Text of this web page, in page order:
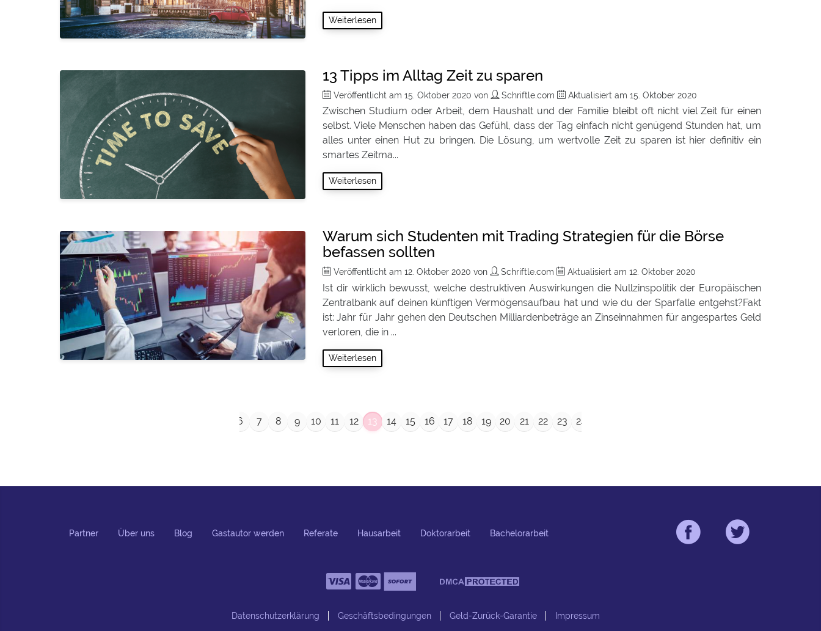
Weiterlesen
13 Tipps im Alltag Zeit zu sparen
Veröffentlicht am 15. Oktober 2020 von Schriftle.com Aktualisiert am 15. Oktober 2020
Zwischen Studium oder Arbeit, dem Haushalt und der Familie bleibt oft nicht viel Zeit für einen
selbst. Viele Menschen haben das Gefühl, dass der Tag einfach nicht genügend Stunden hat, um
alles unter einen Hut zu bringen. Die Lösung, um wertvolle Zeit zu sparen ist hier definitiv ein
smartes Zeitma...
Weiterlesen
Warum sich Studenten mit Trading Strategien für die Börse
befassen sollten
Veröffentlicht am 12. Oktober 2020 von Schriftle.com Aktualisiert am 12. Oktober 2020
Ist dir wirklich bewusst, welche destruktiven Auswirkungen die Nullzinspolitik der Europäischen
Zentralbank auf deinen künftigen Vermögensaufbau hat und wie du der Sparfalle entgehst?Fakt
ist: Jahr für Jahr gehen den Deutschen Milliardenbeträge an Zinseinnahmen für angespartes Geld
verloren, die in ...
Weiterlesen
6 7 8 9 10 11 12 13 14 15 16 17 18 19 20 21 22 23 24
Partner Über uns Blog Gastautor werden Referate Hausarbeit Doktorarbeit Bachelorarbeit
Datenschutzerklärung Geschäftsbedingungen Geld-Zurück-Garantie Impressum